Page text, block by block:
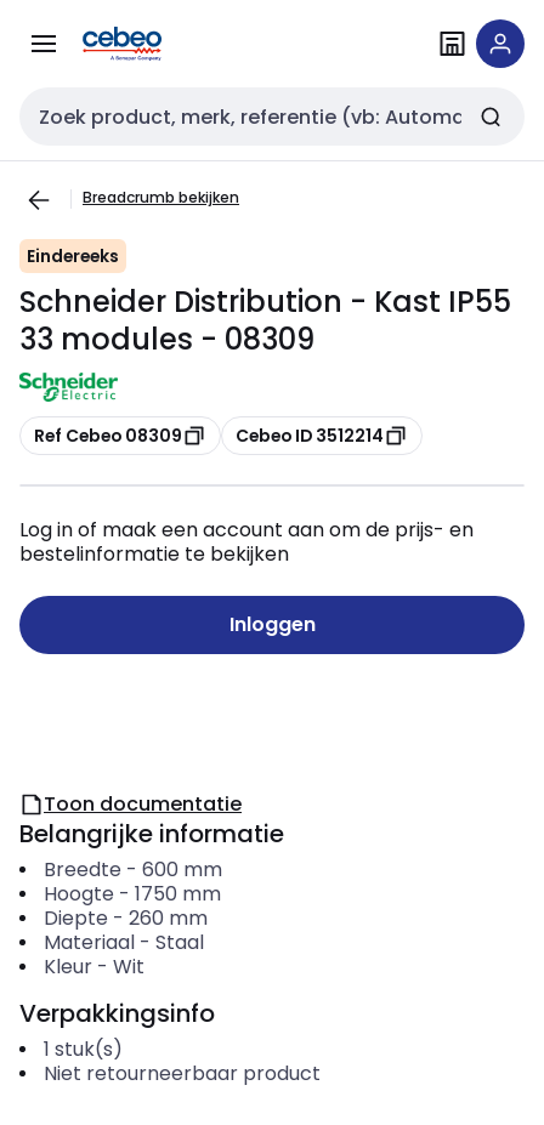
naar
naar
Zoekveld invoer
Breadcrumb bekijken
Eindereeks
Schneider Distribution - Kast IP55
33 modules - 08309
Kopiëren
Ref Cebeo 08309 Kopiëren
Cebeo ID 3512214
Log in of maak een account aan om de prijs- en
bestelinformatie te bekijken
Inloggen
Toon documentatie
Belangrijke informatie
Breedte - 600 mm
Hoogte - 1750 mm
Diepte - 260 mm
Materiaal- Staal
Kleur- Wit
Verpakkingsinfo
1 stuk(s)
Niet retourneerbaar product